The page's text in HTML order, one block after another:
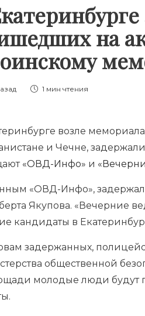
на
1 мин чтения
возле
и Чечне,
«ОВД-Инфо» и
«ОВД-Инфо»,
Якупова. «Вечерние
кандидаты в
задержанных,
общественной
молодые люди будут